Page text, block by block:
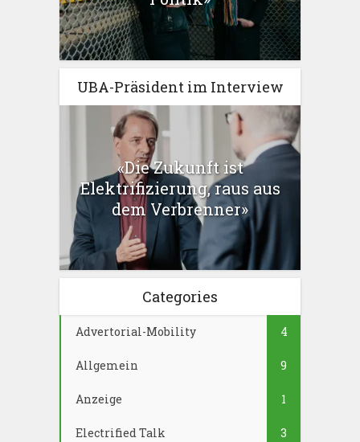
UBA-Präsident im Interview
«Die Zukunft ist
Elektrifizierung, raus aus
dem Verbrenner»
Categories
Advertorial-Mobility 4
Allgemein 9
Anzeige 1
Electrified Talk 3